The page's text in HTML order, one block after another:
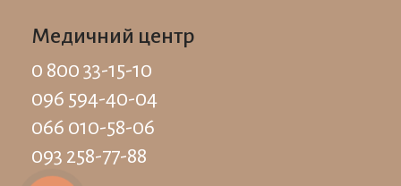
Медичний центр
0 800 33-15-10
096 594-40-04
066 010-58-06
093 258-77-88